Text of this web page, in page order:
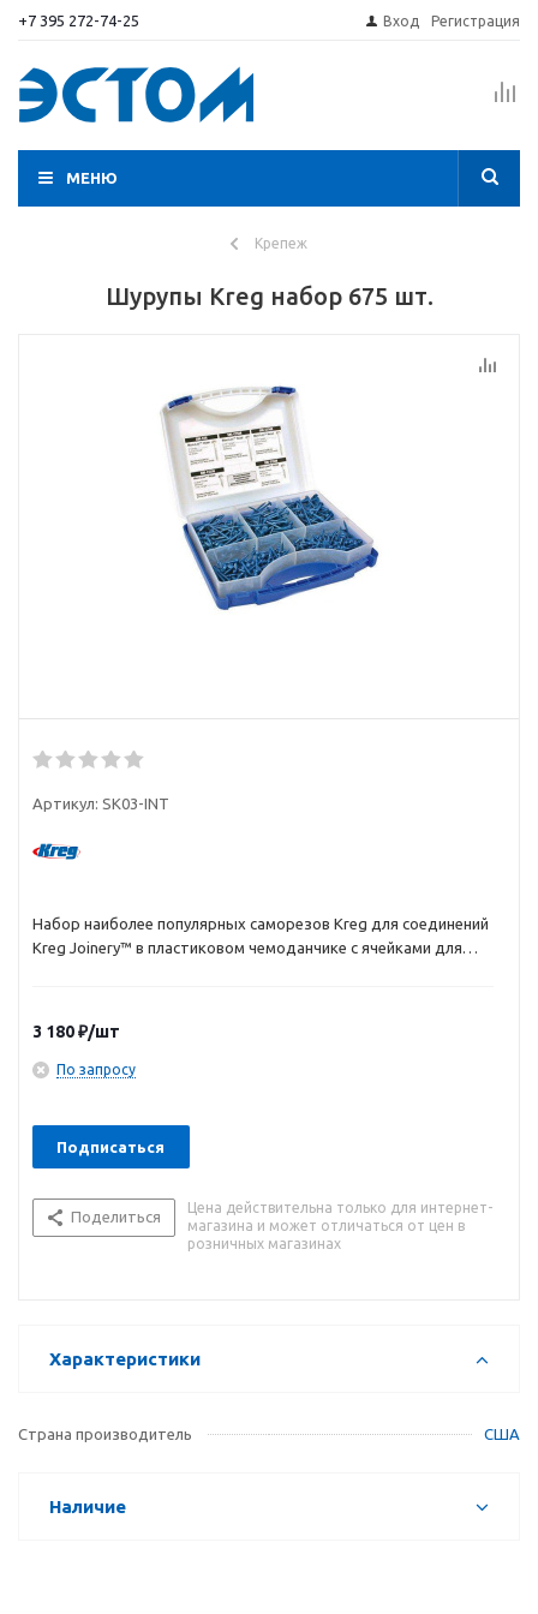
+7 395 272-74-25 Вход Регистрация
МЕНЮ
Крепеж
Шурупы Kreg набор 675 шт.
Артикул: SK03-INT
Набор наиболее популярных саморезов Kreg для соединений
Kreg Joinery™ в пластиковом чемоданчике с ячейками для
3 180₽/шт
По запросу
Подписаться
Поделиться
Цена действительна только для интернет-
магазина и может отличаться от цен в
розничных магазинах
Характеристики
Страна производитель США
Наличие